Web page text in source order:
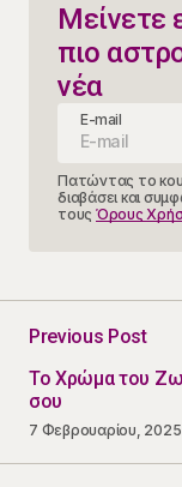
Μείνετε
πιο
νέα
E-mail
Πατώντας το
διαβάσει και
τους Όρους
Previous Post
Το Χρώμα του
σου
7 Φεβρουαρίου, 2025